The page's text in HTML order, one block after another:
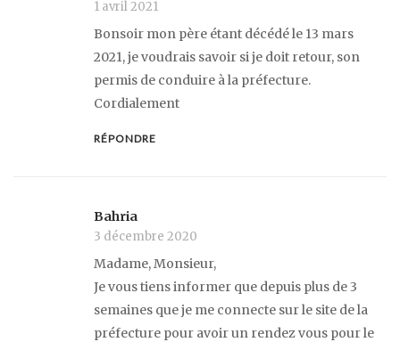
1 avril 2021
Bonsoir mon père étant décédé le 13 mars
2021, je voudrais savoir si je doit retour, son
permis de conduire à la préfecture.
Cordialement
RÉPONDRE
Bahria
3 décembre 2020
Madame, Monsieur,
Je vous tiens informer que depuis plus de 3
semaines que je me connecte sur le site de la
préfecture pour avoir un rendez vous pour le